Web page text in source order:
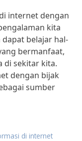
internet dengan
kita
belajar hal-
bermanfaat,
di sekitar kita.
dengan bijak
sumber
di internet